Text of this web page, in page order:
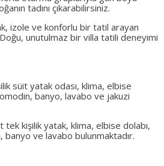
tadını çıkarabilirsiniz.
izole ve konforlu bir tatil arayan
unutulmaz bir villa tatili deneyimi
süit yatak odası, klima, elbise
banyo, lavabo ve jakuzi
tek kişilik yatak, klima, elbise dolabı,
banyo ve lavabo bulunmaktadır.